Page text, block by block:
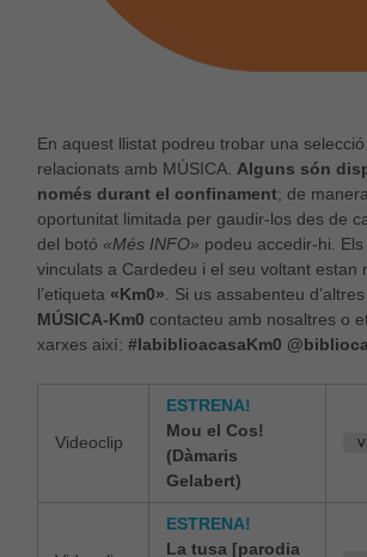
En aquest llistat podreu trobar una
relacionats amb MÚSICA. Alguns són
només durant el confinament; de
oportunitat limitada per gaudir-los des de
del botó «Més INFO» podeu accedir-hi.
vinculats a Cardedeu i el seu voltant estan
l’etiqueta «Km0» . Si us assabenteu
MÚSICA-Km0 contacteu amb nosaltres o
xarxes així: #labiblioacasaKm0
Videoclip
ESTRENA!
Mou el Cos!
(Dàmaris
Gelabert)
ESTRENA!
La tusa [parodia